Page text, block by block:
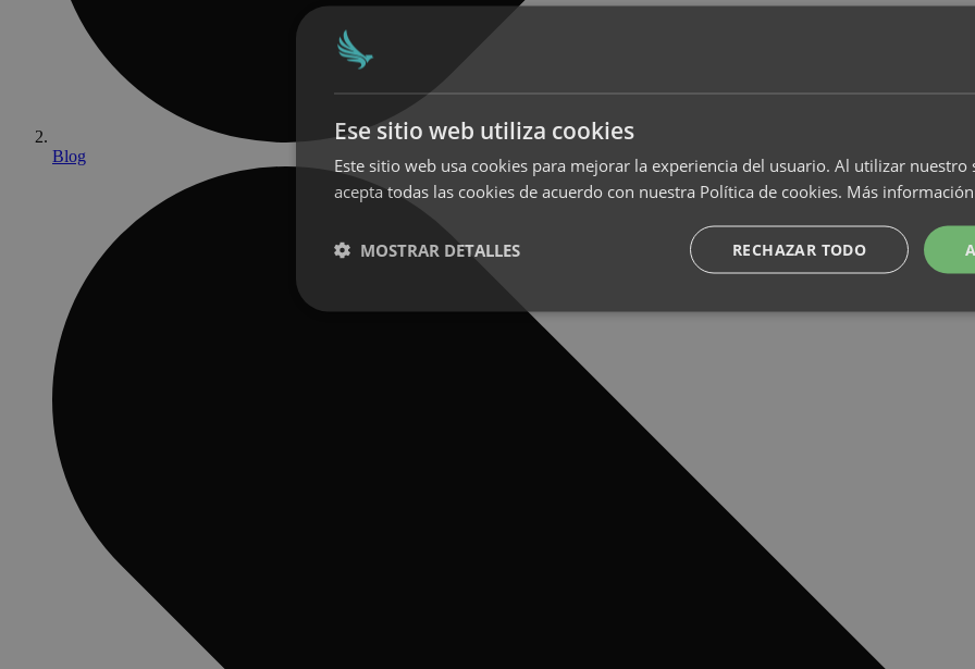
Blog
Ese sitio web utiliza cookies
Este sitio web usa cookies para mejorar la experiencia del usuario. Al utilizar nuestro
acepta todas las cookies de acuerdo con nuestra Política de cookies. Más información
RECHAZAR TODO
MOSTRAR DETALLES